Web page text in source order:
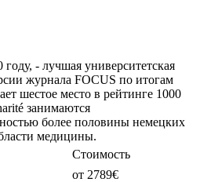
- лучшая университетская
журнала FOCUS по итогам
шестое место в рейтинге 1000
занимаются
более половины немецких
медицины.
Стоимость
от 2789€